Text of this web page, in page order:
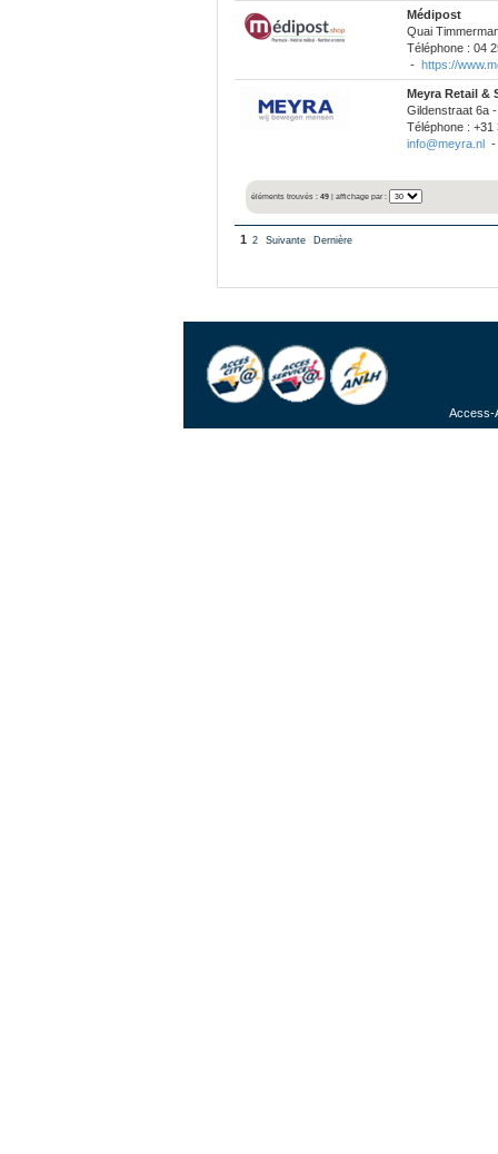
Médipost
Quai
Téléphone : 04
- https://
Meyra Retail &
Gildenstraat 6a
Téléphone : +31
info@meyra.nl
éléments trouvés : 49| affichage par :
1 2 Suivante Dernière
Access-